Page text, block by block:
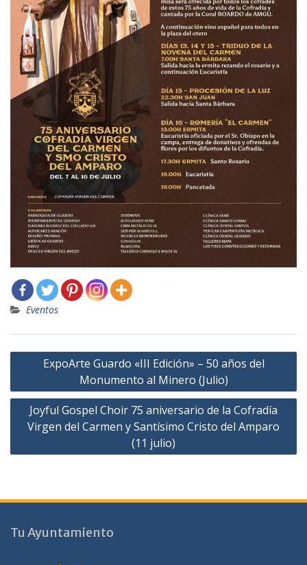
Eventos
Navegación
entradas
ExpoArte Guardo «III Edición» – 50 años del
Monumento al Minero (Julio)
Joyful Gospel Choir 75 aniversario de la Cofradía
Virgen del Carmen y Santísimo Cristo del Amparo
(11 julio)
Tu Ayuntamiento